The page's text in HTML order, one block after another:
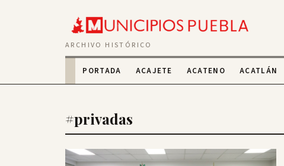
ARCHIVO HISTÓRICO
PORTADA ACAJETE ACATENO ACATLÁN
#privadas